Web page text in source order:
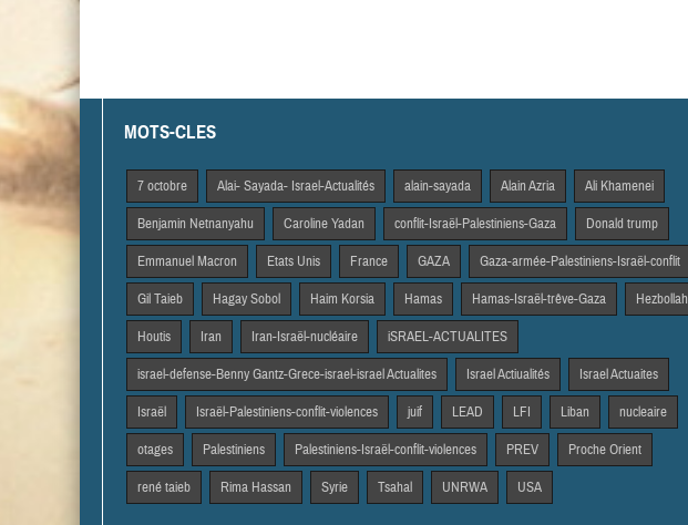
MOTS-CLES
7 octobre Alai- Sayada- Israel-Actualités alain-sayada Alain Azria Ali Khamenei
Benjamin Netnanyahu Caroline Yadan conflit-Israël-Palestiniens-Gaza Donald trump
Emmanuel Macron Etats Unis France GAZA Gaza-armée-Palestiniens-Israël-conflit
Gil Taieb Hagay Sobol Haim Korsia Hamas Hamas-Israël-trêve-Gaza Hezbollah
Houtis Iran Iran-Israël-nucléaire iSRAEL-ACTUALITES
israel-defense-Benny Gantz-Grece-israel-israel Actualites Israel Actiualités Israel Actuaites
Israël Israël-Palestiniens-conflit-violences juif LEAD LFI Liban nucleaire
otages Palestiniens Palestiniens-Israël-conflit-violences PREV Proche Orient
rené taieb Rima Hassan Syrie Tsahal UNRWA USA